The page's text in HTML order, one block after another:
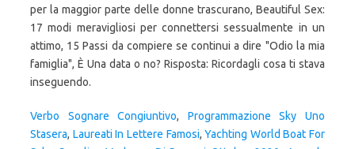
Verbo Sognare Congiuntivo, Programmazione Sky Uno
Stasera, Laureati In Lettere Famosi,Yachting World Boat For